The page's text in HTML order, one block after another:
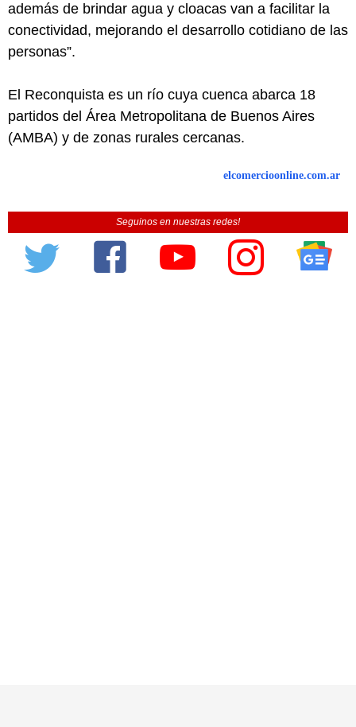
además de brindar agua y cloacas van a facilitar la
conectividad, mejorando el desarrollo cotidiano de las
personas”.
El Reconquista es un río cuya cuenca abarca 18
partidos del Área Metropolitana de Buenos Aires
(AMBA) y de zonas rurales cercanas.
elcomercioonline.com.ar
Seguinos en nuestras redes!